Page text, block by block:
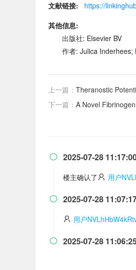
文献链接:
https://
其他信息:
出版社: Elsevier BV
作者: Julica
上一篇： Theranostic
下一篇： A Novel Fibrinogen Assay
 2025-07-28
楼主确认了 用户
 2025-07-28
用户
 2025-07-28